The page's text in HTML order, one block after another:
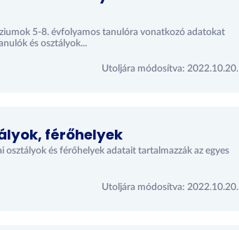
5-8. évfolyamos tanulóra vonatkozó adatokat
és osztályok...
Utoljára módosítva: 2022.10.20.
férőhelyek
és férőhelyek adatait tartalmazzák az egyes
Utoljára módosítva: 2022.10.20.